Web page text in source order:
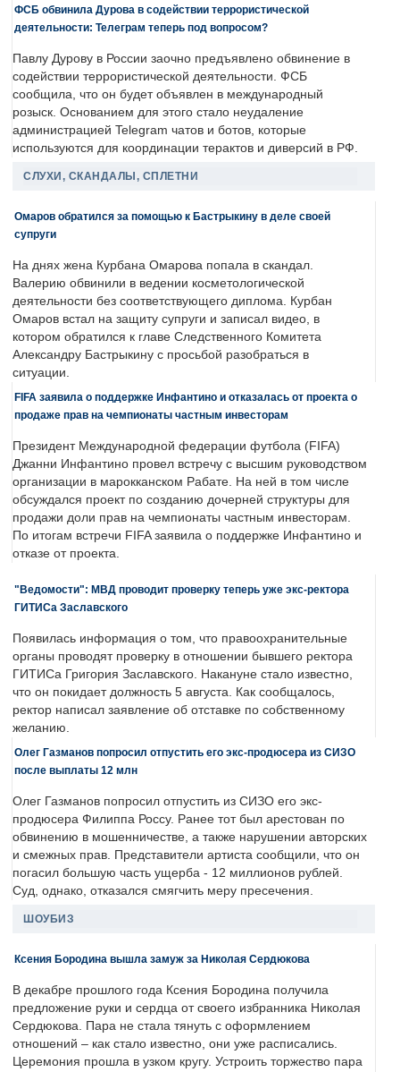
ФСБ обвинила Дурова в содействии террористической
деятельности: Телеграм теперь под вопросом?
Павлу Дурову в России заочно предъявлено обвинение в
содействии террористической деятельности. ФСБ
сообщила, что он будет объявлен в международный
розыск. Основанием для этого стало неудаление
администрацией Telegram чатов и ботов, которые
используются для координации терактов и диверсий в РФ.
СЛУХИ, СКАНДАЛЫ, СПЛЕТНИ
Омаров обратился за помощью к Бастрыкину в деле своей
супруги
На днях жена Курбана Омарова попала в скандал.
Валерию обвинили в ведении косметологической
деятельности без соответствующего диплома. Курбан
Омаров встал на защиту супруги и записал видео, в
котором обратился к главе Следственного Комитета
Александру Бастрыкину с просьбой разобраться в
ситуации.
FIFA заявила о поддержке Инфантино и отказалась от проекта о
продаже прав на чемпионаты частным инвесторам
Президент Международной федерации футбола (FIFA)
Джанни Инфантино провел встречу с высшим руководством
организации в марокканском Рабате. На ней в том числе
обсуждался проект по созданию дочерней структуры для
продажи доли прав на чемпионаты частным инвесторам.
По итогам встречи FIFA заявила о поддержке Инфантино и
отказе от проекта.
"Ведомости": МВД проводит проверку теперь уже экс-ректора
ГИТИСа Заславского
Появилась информация о том, что правоохранительные
органы проводят проверку в отношении бывшего ректора
ГИТИСа Григория Заславского. Накануне стало известно,
что он покидает должность 5 августа. Как сообщалось,
ректор написал заявление об отставке по собственному
желанию.
Олег Газманов попросил отпустить его экс-продюсера из СИЗО
после выплаты 12 млн
Олег Газманов попросил отпустить из СИЗО его экс-
продюсера Филиппа Россу. Ранее тот был арестован по
обвинению в мошенничестве, а также нарушении авторских
и смежных прав. Представители артиста сообщили, что он
погасил большую часть ущерба - 12 миллионов рублей.
Суд, однако, отказался смягчить меру пресечения.
ШОУБИЗ
Ксения Бородина вышла замуж за Николая Сердюкова
В декабре прошлого года Ксения Бородина получила
предложение руки и сердца от своего избранника Николая
Сердюкова. Пара не стала тянуть с оформлением
отношений – как стало известно, они уже расписались.
Церемония прошла в узком кругу. Устроить торжество пара